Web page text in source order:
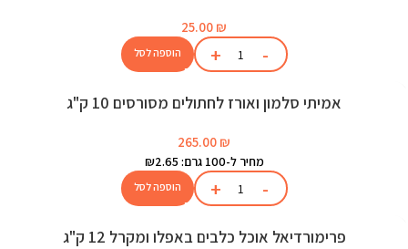
25.00 ₪
הוספה לסל
אמיתי סלמון ואורז לחתולים מסורסים 10 ק"ג
265.00 ₪
מחיר ל-100 גרם: ₪2.65
הוספה לסל
פרימורדיאל אוכל כלבים באפלו ומקרל 12 ק"ג